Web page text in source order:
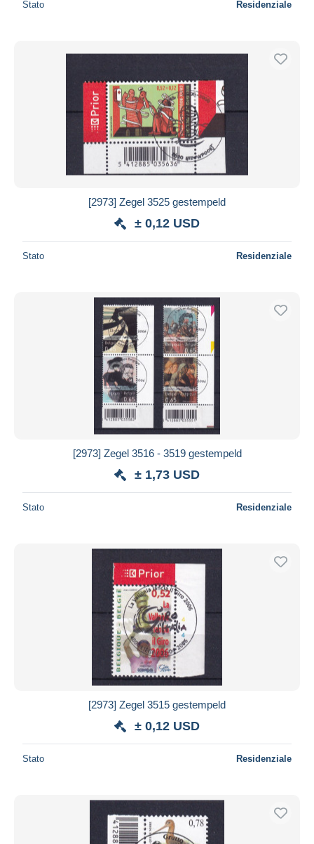
Stato Residenziale
[2973] Zegel 3525 gestempeld
± 0,12 USD
Stato Residenziale
[2973] Zegel 3516 - 3519 gestempeld
± 1,73 USD
Stato Residenziale
[2973] Zegel 3515 gestempeld
± 0,12 USD
Stato Residenziale